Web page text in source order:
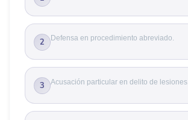
2 Defensa en procedimiento abreviado.
3 Acusación particular en delito de lesiones.